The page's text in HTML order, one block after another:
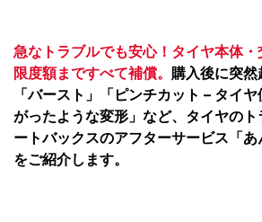
急なトラブルでも安心！タイヤ本体
限度額まですべて補償。 購入後に突然
「バースト」「ピンチカット – タイ
がったような変形」など、タイヤの
ートバックスのアフターサービス「あ
をご紹介します。